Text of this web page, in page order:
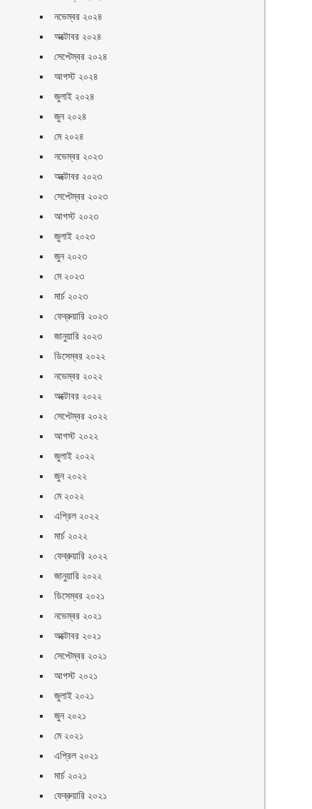
নভেম্বর ২০২৪
অক্টোবর ২০২৪
সেপ্টেম্বর ২০২৪
আগস্ট ২০২৪
জুলাই ২০২৪
জুন ২০২৪
মে ২০২৪
নভেম্বর ২০২৩
অক্টোবর ২০২৩
সেপ্টেম্বর ২০২৩
আগস্ট ২০২৩
জুলাই ২০২৩
জুন ২০২৩
মে ২০২৩
মার্চ ২০২৩
ফেব্রুয়ারি ২০২৩
জানুয়ারি ২০২৩
ডিসেম্বর ২০২২
নভেম্বর ২০২২
অক্টোবর ২০২২
সেপ্টেম্বর ২০২২
আগস্ট ২০২২
জুলাই ২০২২
জুন ২০২২
মে ২০২২
এপ্রিল ২০২২
মার্চ ২০২২
ফেব্রুয়ারি ২০২২
জানুয়ারি ২০২২
ডিসেম্বর ২০২১
নভেম্বর ২০২১
অক্টোবর ২০২১
সেপ্টেম্বর ২০২১
আগস্ট ২০২১
জুলাই ২০২১
জুন ২০২১
মে ২০২১
এপ্রিল ২০২১
মার্চ ২০২১
ফেব্রুয়ারি ২০২১